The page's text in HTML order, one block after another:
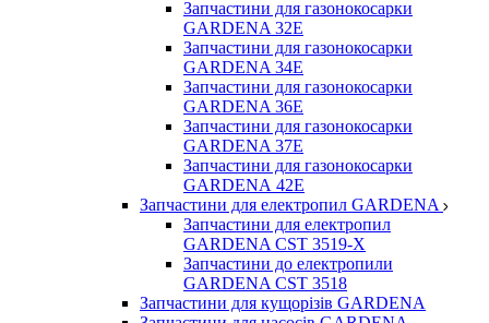
Запчастини для газонокосарки
GARDENA 32Е
Запчастини для газонокосарки
GARDENA 34Е
Запчастини для газонокосарки
GARDENA 36Е
Запчастини для газонокосарки
GARDENA 37Е
Запчастини для газонокосарки
GARDENА 42Е
Запчастини для електропил GARDENA
Запчастини для електропил
GARDENA CST 3519-X
Запчастини до електропили
GARDENA CST 3518
Запчастини для кущорізів GARDENA